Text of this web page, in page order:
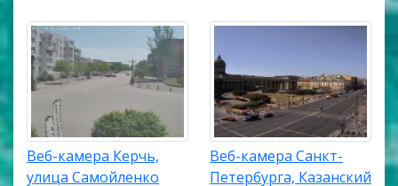
Веб-камера Керчь,
улица Самойленко
Веб-камера Санкт-
Петербурга, Казанский